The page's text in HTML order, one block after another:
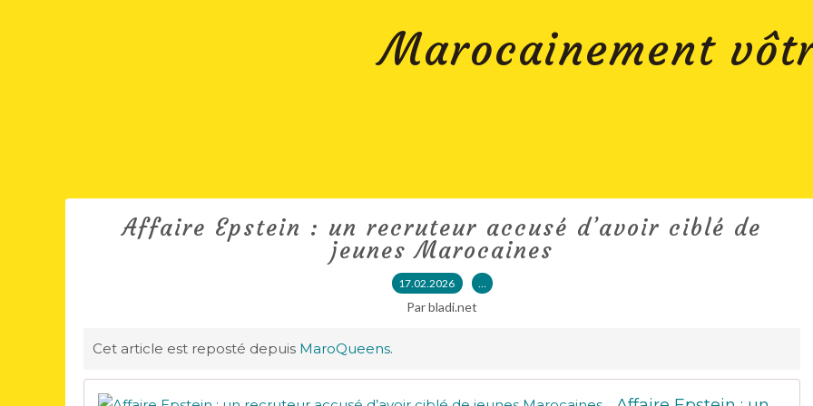
Marocainement
Affaire Epstein : un recruteur accusé d’avoir ciblé de
jeunes Marocaines
17.02.2026 …
Par bladi.net
Cet article est reposté depuis MaroQueens.